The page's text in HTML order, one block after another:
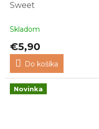
Sweet
Skladom
€5,90
Do košíka
Novinka